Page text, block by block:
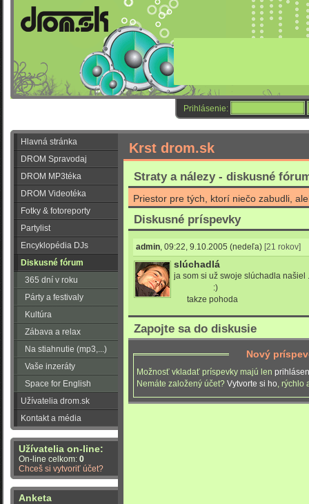
Prihlásenie:
Hlavná stránka
DROM Spravodaj
DROM MP3téka
DROM Videotéka
Fotky & fotoreporty
Partylist
Encyklopédia DJs
Diskusné fórum
365 dní v roku
Párty a festivaly
Kultúra
Zábava a relax
Na stiahnutie (mp3,...)
Vaše inzeráty
Space for English
Užívatelia drom.sk
Kontakt a média
Užívatelia on-line:
On-line celkom: 0
Chceš si vytvoriť účet?
Anketa
Krst drom.sk
Straty a nálezy - diskusné
Priestor pre tých, ktorí niečo zabudli,
Diskusné príspevky
admin, 09:22, 9.10.2005 (nedeľa) [21 rokov]
slúchadlá
ja som si už swoje slúchadla
:)
takze pohoda
Zapojte sa do diskusie
Nový
Možnosť vkladať príspevky majú len
Nemáte založený účet? Vytvorte si ho, rýchlo